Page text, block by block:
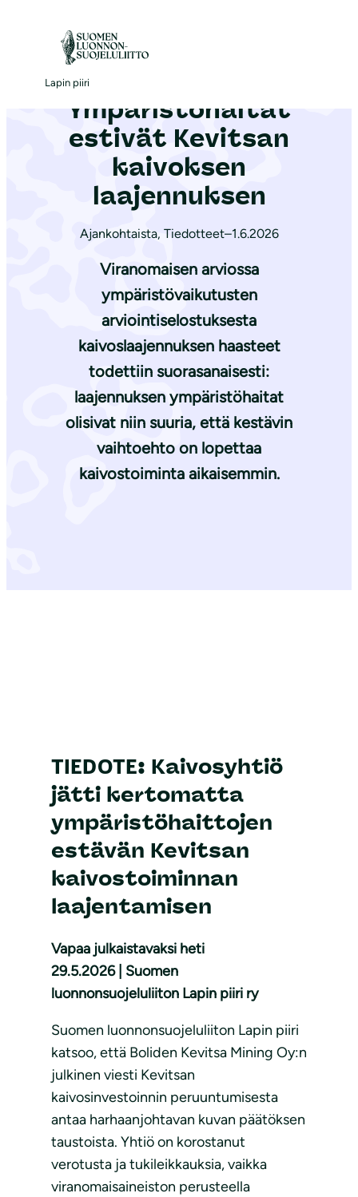
Lapin piiri
Etusivu|Ajankohtaista
Ympäristöhaitat
estivät Kevitsan
kaivoksen
laajennuksen
Ajankohtaista, Tiedotteet–1.6.2026
Viranomaisen arviossa
ympäristövaikutusten
arviointiselostuksesta
kaivoslaajennuksen haasteet
todettiin suorasanaisesti:
laajennuksen ympäristöhaitat
olisivat niin suuria, että kestävin
vaihtoehto on lopettaa
kaivostoiminta aikaisemmin.
TIEDOTE: Kaivosyhtiö
jätti kertomatta
ympäristöhaittojen
estävän Kevitsan
kaivostoiminnan
laajentamisen
Vapaa julkaistavaksi heti
29.5.2026 | Suomen
luonnonsuojeluliiton Lapin piiri ry
Suomen luonnonsuojeluliiton Lapin piiri
katsoo, että Boliden Kevitsa Mining Oy:n
julkinen viesti Kevitsan
kaivosinvestoinnin peruuntumisesta
antaa harhaanjohtavan kuvan päätöksen
taustoista. Yhtiö on korostanut
verotusta ja tukileikkauksia, vaikka
viranomaisaineiston perusteella